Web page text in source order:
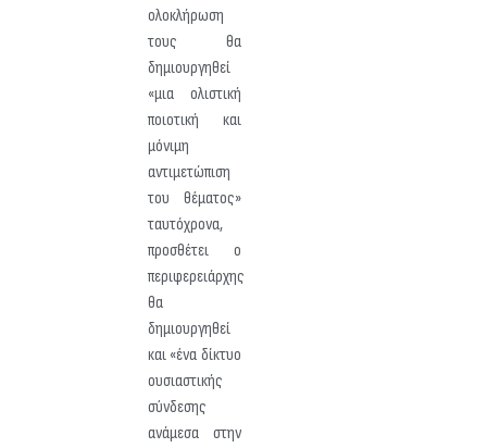
ολοκλήρωση
τους θα
δημιουργηθεί
«μια ολιστική
ποιοτική και
μόνιμη
αντιμετώπιση
του θέματος»
ταυτόχρονα,
προσθέτει ο
περιφερειάρχης
θα
δημιουργηθεί
και «ένα δίκτυο
ουσιαστικής
σύνδεσης
ανάμεσα στην